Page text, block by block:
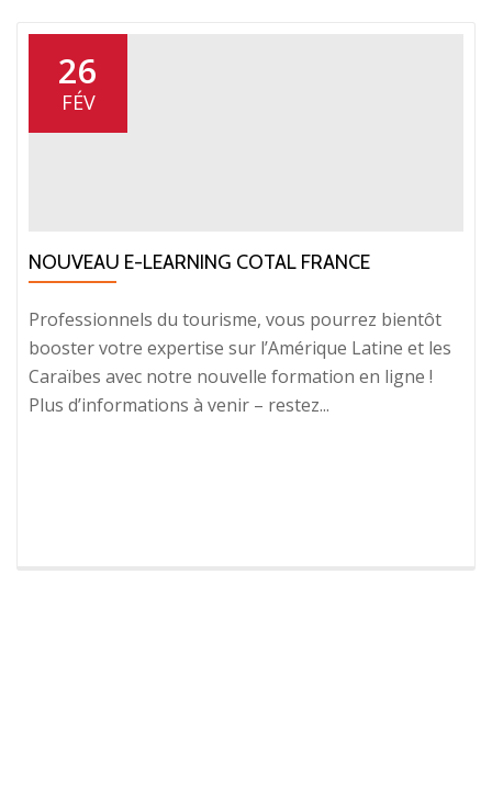
26
FÉV
NOUVEAU E-LEARNING COTAL FRANCE
Professionnels du tourisme, vous pourrez bientôt
booster votre expertise sur l’Amérique Latine et les
Caraïbes avec notre nouvelle formation en ligne !
Plus d’informations à venir – restez...